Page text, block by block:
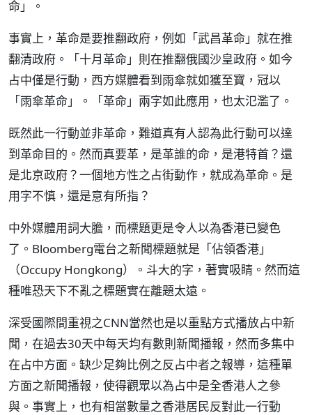
命」。
事實上，革命是要推翻政府，例如「武昌革命」就在推
翻清政府。「十月革命」則在推翻俄國沙皇政府。如今
占中僅是行動，西方媒體看到雨傘就如獲至寶，冠以
「雨傘革命」。「革命」兩字如此應用，也太氾濫了。
既然此一行動並非革命，難道真有人認為此行動可以達
到革命目的。然而真要革，是革誰的命，是港特首？還
是北京政府？一個地方性之占街動作，就成為革命。是
用字不慎，還是意有所指？
中外媒體用詞大膽，而標題更是令人以為香港已變色
了。Bloomberg電台之新聞標題就是「佔領香港」
（Occupy Hongkong）。斗大的字，著實吸睛。然而這
種唯恐天下不亂之標題實在離題太遠。
深受國際間重視之CNN當然也是以重點方式播放占中新
聞，在過去30天中每天均有數則新聞播報，然而多集中
在占中方面。缺少足夠比例之反占中者之報導，這種單
方面之新聞播報，使得觀眾以為占中是全香港人之參
與。事實上，也有相當數量之香港居民反對此一行動